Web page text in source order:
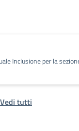
Inclusione per la
Vedi tutti